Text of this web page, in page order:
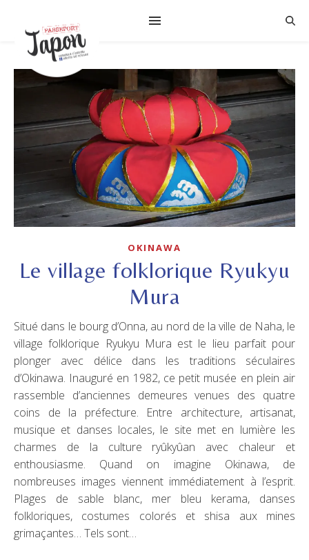
OKINAWA
Le village folklorique Ryukyu
Mura
Situé dans le bourg d’Onna, au nord de la ville de Naha, le
village folklorique Ryukyu Mura est le lieu parfait pour
plonger avec délice dans les traditions séculaires
d’Okinawa. Inauguré en 1982, ce petit musée en plein air
rassemble d’anciennes demeures venues des quatre
coins de la préfecture. Entre architecture, artisanat,
musique et danses locales, le site met en lumière les
charmes de la culture ryûkyûan avec chaleur et
enthousiasme. Quand on imagine Okinawa, de
nombreuses images viennent immédiatement à l’esprit.
Plages de sable blanc, mer bleu kerama, danses
folkloriques, costumes colorés et shisa aux mines
grimaçantes… Tels sont…